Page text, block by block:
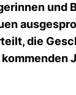
und
die